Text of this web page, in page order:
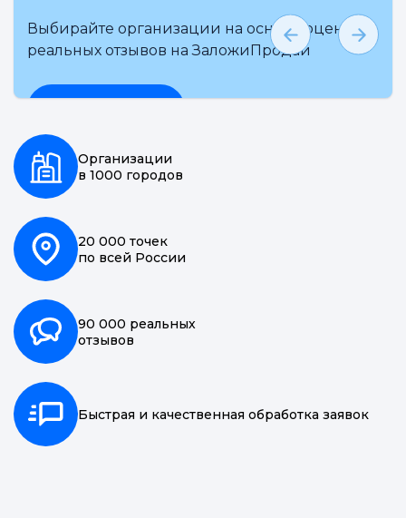
Выбирайте организации на основе оценки и
реальных отзывов на ЗаложиПродай
Организации
в 1000 городов
20 000 точек
по всей России
90 000 реальных
отзывов
Быстрая и качественная обработка заявок